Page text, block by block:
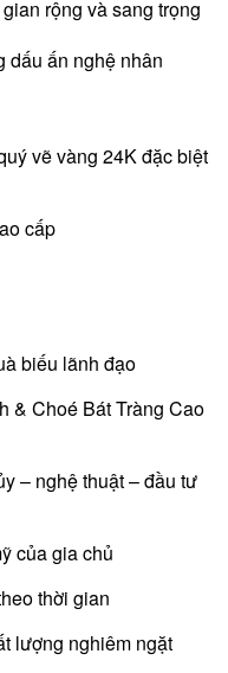
rộng và sang trọng
dấu ấn nghệ nhân
vẽ vàng 24K đặc biệt
cấp
biếu lãnh đạo
& Choé Bát Tràng Cao
– nghệ thuật – đầu tư
của gia chủ
thời gian
lượng nghiêm ngặt